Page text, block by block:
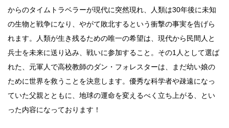
からのタイムトラベラーが現代に突然現れ、人類は30年後に未知
の生物と戦争になり、やがて敗北するという衝撃の事実を告げら
れます。人類が生き残るための唯一の希望は、現代から民間人と
兵士を未来に送り込み、戦いに参加すること。その1人として選ば
れた、元軍人で高校教師のダン・フォレスターは、まだ幼い娘の
ために世界を救うことを決意します。優秀な科学者や疎遠になっ
ていた父親とともに、地球の運命を変えるべく立ち上がる、とい
った内容になっております！